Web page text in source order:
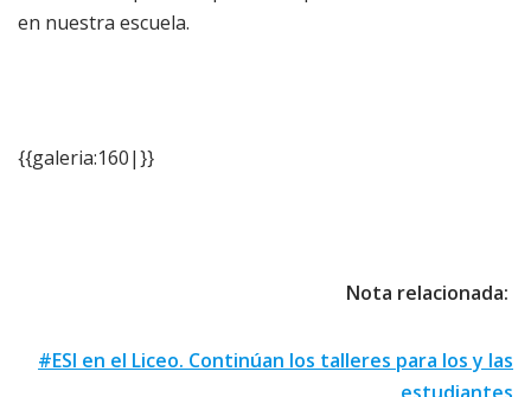
en nuestra escuela.
{{galeria:160|}}
Nota relacionada:
#ESI en el Liceo. Continúan los talleres para los y las